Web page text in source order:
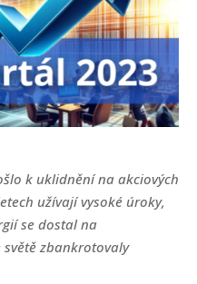
k uklidnění na akciových
užívají vysoké úroky,
se dostal na
zbankrotovaly